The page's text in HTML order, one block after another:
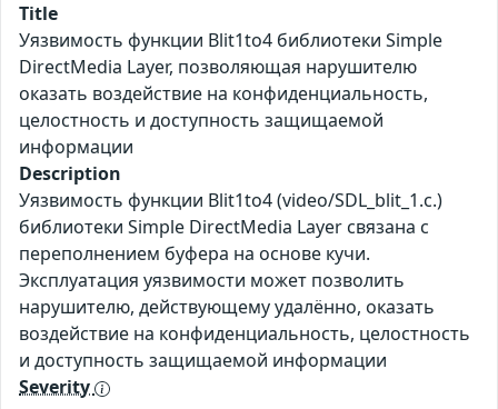
Title
Уязвимость функции Blit1to4 библиотеки Simple
DirectMedia Layer, позволяющая нарушителю
оказать воздействие на конфиденциальность,
целостность и доступность защищаемой
информации
Description
Уязвимость функции Blit1to4 (video/SDL_blit_1.c.)
библиотеки Simple DirectMedia Layer связана с
переполнением буфера на основе кучи.
Эксплуатация уязвимости может позволить
нарушителю, действующему удалённо, оказать
воздействие на конфиденциальность, целостность
и доступность защищаемой информации
Severity